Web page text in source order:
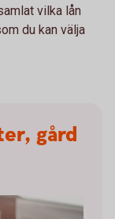
vilka lån
du kan välja
gård